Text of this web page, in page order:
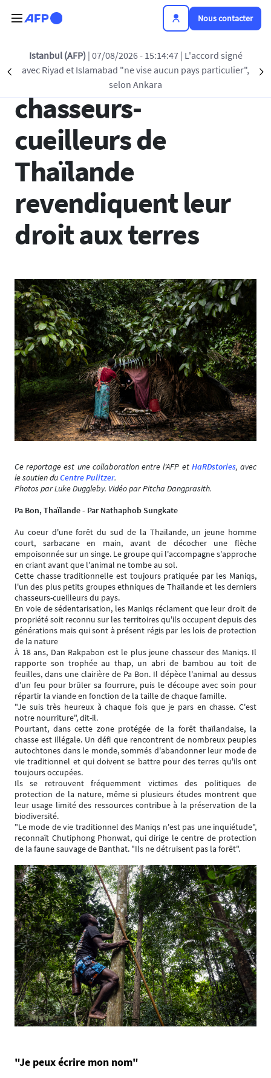
Nous contacter
Précédent
Istanbul (AFP) | 07/08/2026 - 15:14:47 | L'accord signé
avec Riyad et Islamabad "ne vise aucun pays particulier",
selon Ankara
Les derniers
chasseurs-
cueilleurs de
Thaïlande
revendiquent leur
droit aux terres
Ce reportage est une collaboration entre l'AFP et HaRDstories, avec
le soutien duCentre Pulitzer.
Photos par Luke Duggleby. Vidéo par Pitcha Dangprasith.
Pa Bon, Thaïlande - Par Nathaphob Sungkate
Au coeur d'une forêt du sud de la Thaïlande, un jeune homme
court, sarbacane en main, avant de décocher une flèche
empoisonnée sur un singe. Le groupe qui l'accompagne s'approche
en criant avant que l'animal ne tombe au sol.
Cette chasse traditionnelle est toujours pratiquée par les Maniqs,
l'un des plus petits groupes ethniques de Thaïlande et les derniers
chasseurs-cueilleurs du pays.
En voie de sédentarisation, les Maniqs réclament que leur droit de
propriété soit reconnu sur les territoires qu'ils occupent depuis des
générations mais qui sont à présent régis par les lois de protection
de la nature
À 18 ans, Dan Rakpabon est le plus jeune chasseur des Maniqs. Il
rapporte son trophée au thap, un abri de bambou au toit de
feuilles, dans une clairière de Pa Bon. Il dépèce l'animal au dessus
d'un feu pour brûler sa fourrure, puis le découpe avec soin pour
répartir la viande en fonction de la taille de chaque famille.
"Je suis très heureux à chaque fois que je pars en chasse. C'est
notre nourriture", dit-il.
Pourtant, dans cette zone protégée de la forêt thaïlandaise, la
chasse est illégale. Un défi que rencontrent de nombreux peuples
autochtones dans le monde, sommés d'abandonner leur mode de
vie traditionnel et qui doivent se battre pour des terres qu'ils ont
toujours occupées.
Ils se retrouvent fréquemment victimes des politiques de
protection de la nature, même si plusieurs études montrent que
leur usage limité des ressources contribue à la préservation de la
biodiversité.
"Le mode de vie traditionnel des Maniqs n'est pas une inquiétude",
reconnaît Chutiphong Phonwat, qui dirige le centre de protection
de la faune sauvage de Banthat. "Ils ne détruisent pas la forêt".
"Je peux écrire mon nom"